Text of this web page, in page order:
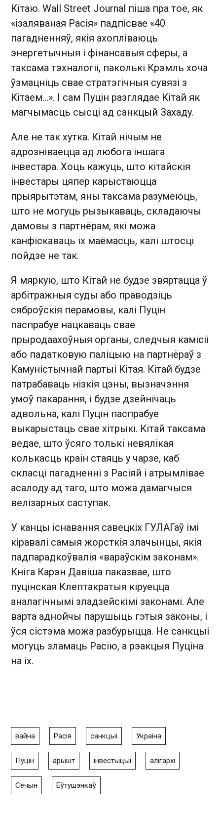
Кітаю. Wall Street Journal піша пра тое, як
«ізаляваная Расія» падпісвае «40
пагадненняў, якія ахопліваюць
энергетычныя і фінансавыя сферы, а
таксама тэхналогіі, паколькі Крэмль хоча
ўзмацніць свае стратэгічныя сувязі з
Кітаем...». І сам Пуцін разглядае Кітай як
магчымасць сысці ад санкцый Захаду.
Але не так хутка. Кітай нічым не
адрозніваецца ад любога іншага
інвестара. Хоць кажуць, што кітайскія
інвестары цяпер карыстаюцца
прыярытэтам, яны таксама разумеюць,
што не могуць рызыкаваць, складаючы
дамовы з партнёрам, які можа
канфіскаваць іх маёмасць, калі штосці
пойдзе не так.
Я мяркую, што Кітай не будзе звяртацца ў
арбітражныя суды або праводзіць
сяброўскія перамовы, калі Пуцін
паспрабуе нацкаваць свае
прыродаахоўныя органы, следчыя камісіі
або падатковую паліцыю на партнёраў з
Камуністычнай партыі Кітая. Кітай будзе
патрабаваць нізкія цэны, вызначэння
умоў пакарання, і будзе дзейнічаць
адвольна, калі Пуцін паспрабуе
выкарыстаць свае хітрыкі. Кітай таксама
ведае, што ўсяго толькі невялікая
колькасць краін стаяць у чарзе, каб
скласці пагадненні з Расіяй і атрымлівае
асалоду ад таго, што можа дамагчыся
велізарных саступак.
У канцы існавання савецкіх ГУЛАГаў імі
кіравалі самыя жорсткія злачынцы, якія
падпарадкоўвалія «вараўскім законам».
Кніга Карэн Давіша паказвае, што
пуцінская Клептакратыя кіруецца
аналагічнымі зладзейскімі законамі. Але
варта аднойчы парушыць гэтыя законы, і
ўся сістэма можа разбурыцца. Не санкцыі
могуць зламаць Расію, а рэакцыя Пуціна
на іх.
вайна Расія санкцыі Украіна
Пуцін арышт інвестыцыі алігархі
Сечын Еўтушэнкаў